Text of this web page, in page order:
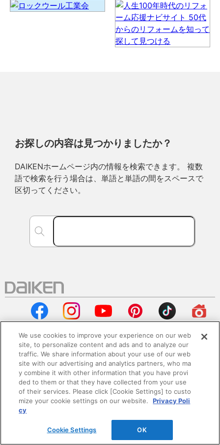
お探しの内容は見つかりましたか？
DAIKENホームページ内の情報を検索できます。 複数
語で検索を行う場合は、単語と単語の間をスペースで
区切ってください。
会社情報
企業情報
サステナビリティ
We use cookies to improve your experience on our web
site, to personalize content and ads and to analyze our
traffic. We share information about your use of our web
site with our advertising and analytics partners, who ma
y combine it with other information that you have provi
ded to them or that they have collected from your use
of their services. Please click [Cookie Settings] to custo
mize your cookie settings on our website.
Privacy Poli
cy
Cookie Settings OK